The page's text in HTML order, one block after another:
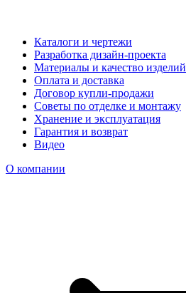
Каталоги и чертежи
Разработка дизайн-проекта
Материалы и качество изделий
Оплата и доставка
Договор купли-продажи
Советы по отделке и монтажу
Хранение и эксплуатация
Гарантия и возврат
Видео
О компании